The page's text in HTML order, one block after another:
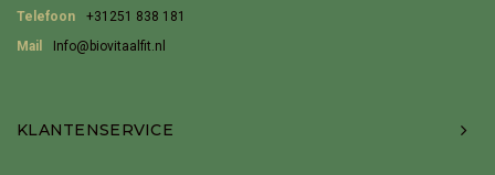
Telefoon
+31251 838 181
Mail
Info@biovitaalfit.nl
KLANTENSERVICE